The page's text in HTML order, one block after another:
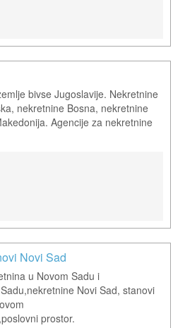
bivse Jugoslavije. Nekretnine
nekretnine Bosna, nekretnine
Agencije za nekretnine
Novi Sad
u Novom Sadu i
Novi Sad, stanovi
prostor.